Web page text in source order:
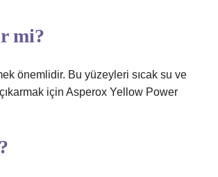
mi?
önemlidir. Bu yüzeyleri sıcak su ve
için Asperox Yellow Power